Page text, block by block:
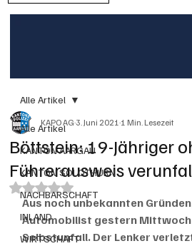
Alle Artikel
KANTON AARGAU
KANTON SOLOTHURN
NACHBARSCHAFT
INLAND
WIRTSCHAFT
Alle Artikel
Böttstein: 19-Jähriger
Führerausweis
KAPO AG3. Juni 20211 Min. Lesezeit
Mit NaN von 5 Sternen bewertet.
Aus noch unbekannten
Automobilist gestern
Selbstunfall. Der Lenker